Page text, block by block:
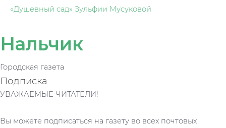
«Душевный сад» Зульфии Мусуковой
Нальчик
Городская газета
Подписка
УВАЖАЕМЫЕ ЧИТАТЕЛИ!
Вы можете подписаться на газету во всех почтовых